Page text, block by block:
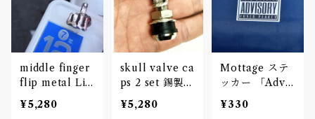
middle finger
flip metal Lic
ense plate bo
lts 2 set
¥5,280
skull valve ca
ps 2 set 錫製ス
カルバルブキャ
ップ
¥5,280
Mottage ステ
ッカー 「Advis
ory」 Decal
デカール
¥330